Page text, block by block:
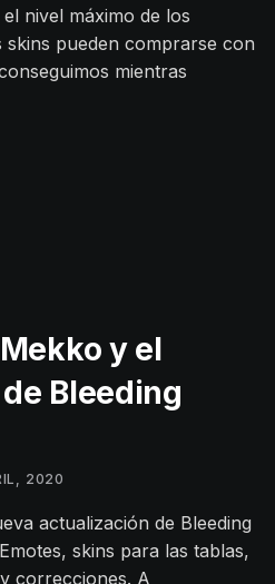
nivel máximo de los
skins pueden comprarse con
mientras
y el
Bleeding
2020
actualización de Bleeding
skins para las tablas,
correcciones. A